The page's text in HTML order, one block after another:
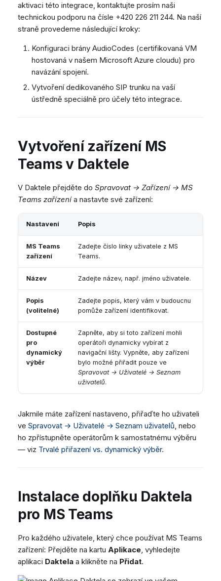
aktivaci této integrace, kontaktujte prosím naši
technickou podporu na čísle +420 226 211 244. Na naší
straně provedeme následující kroky:
Konfiguraci brány AudioCodes (certifikovaná VM
hostovaná v našem Microsoft Azure cloudu) pro
navázání spojení.
Vytvoření dedikovaného SIP trunku na vaší
ústředně speciálně pro účely této integrace.
Vytvoření zařízení MS
Teams v Daktele
V Daktele přejděte do Spravovat → Zařízení → MS
Teams zařízenía nastavte své zařízení:
Nastavení Popis
MS Teams
zařízení
Zadejte číslo linky uživatele z MS
Teams.
Název Zadejte název, např. jméno uživatele.
Popis
(volitelné)
Zadejte popis, který vám v budoucnu
pomůže zařízení identifikovat.
Dostupné
pro
dynamický
výběr
Zapněte, aby si toto zařízení mohli
operátoři dynamicky vybírat z
navigační lišty. Vypněte, aby zařízení
bylo možné přiřadit pouze ve
Spravovat → Uživatelé → Seznam
uživatelů.
Jakmile máte zařízení nastaveno, přiřaďte ho uživateli
ve Spravovat → Uživatelé → Seznam uživatelů, nebo
ho zpřístupněte operátorům k samostatnému výběru
— viz Trvalé přiřazení vs. dynamický výběr.
Instalace doplňku Daktela
pro MS Teams
Pro každého uživatele, který chce používat MS Teams
zařízení: Přejděte na kartu Aplikace , vyhledejte
aplikaci Daktela a klikněte na Přidat.